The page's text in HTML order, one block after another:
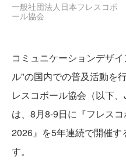
一般社団法人日本フレスコボ
ール協会
コミュニケーションデザ
ル"の国内での普及活動を
レスコボール協会（以下
は、8月8-9日に『フレス
2026』を5年連続で開催す
す。